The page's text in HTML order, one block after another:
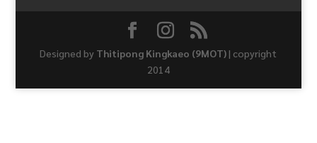
Designed by Thitipong Kingkaeo (9MOT) | copyright
2014